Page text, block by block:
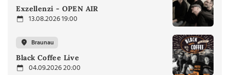
Exzellenzi - OPEN AIR
13.08.2026 19:00
Braunau
Black Coffee Live
04.09.2026 20:00